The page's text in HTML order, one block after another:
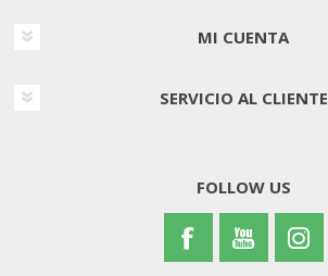
MI CUENTA
SERVICIO AL CLIENTE
FOLLOW US